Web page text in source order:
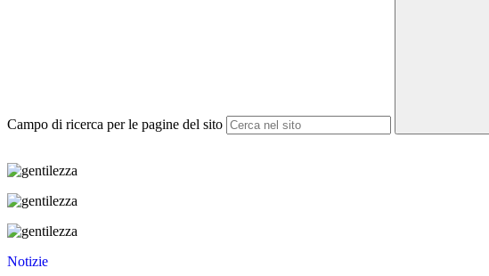
Campo di ricerca per le pagine del sito
Notizie